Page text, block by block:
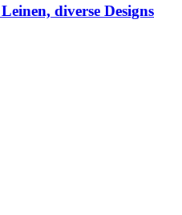
diverse Designs